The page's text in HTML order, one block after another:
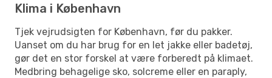
Klima i København
Tjek vejrudsigten for København, før du pakker.
Uanset om du har brug for en let jakke eller badetøj,
gør det en stor forskel at være forberedt på klimaet.
Medbring behagelige sko, solcreme eller en paraply,